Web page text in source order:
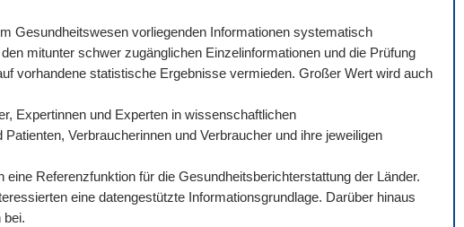
Gesundheitswesen vorliegenden Informationen systematisch
mitunter schwer zugänglichen Einzelinformationen und die Prüfung
vorhandene statistische Ergebnisse vermieden. Großer Wert wird auch
Expertinnen und Experten in wissenschaftlichen
Verbraucherinnen und Verbraucher und ihre jeweiligen
Referenzfunktion für die Gesundheitsberichterstattung der Länder.
eine datengestützte Informationsgrundlage. Darüber hinaus
bei.